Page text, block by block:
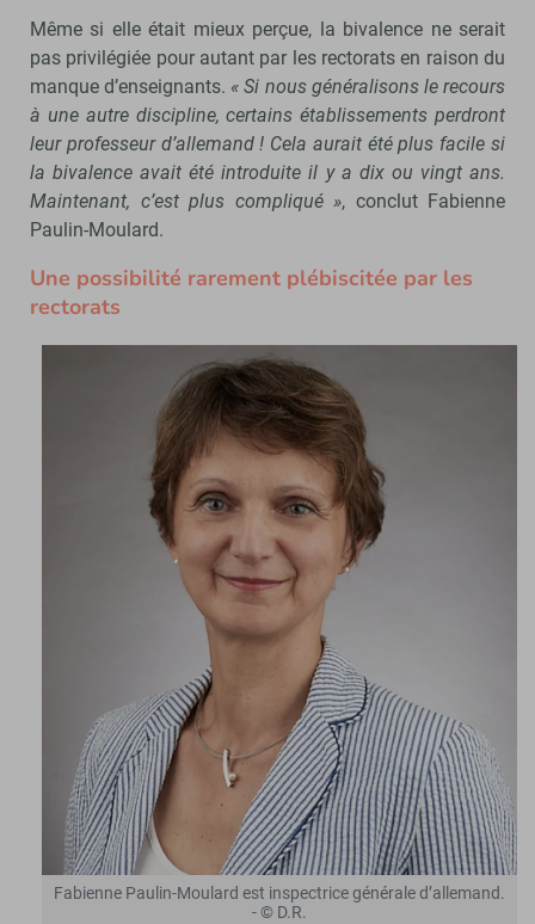
Même si elle était mieux perçue, la bivalence ne serait
pas privilégiée pour autant par les rectorats en raison du
manque d’enseignants. « Si nous généralisons le recours
à une autre discipline, certains établissements perdront
leur professeur d’allemand ! Cela aurait été plus facile si
la bivalence avait été introduite il y a dix ou vingt ans.
Maintenant, c’est plus compliqué », conclut Fabienne
Paulin-Moulard.
Une possibilité rarement plébiscitée par les
rectorats
Fabienne Paulin-Moulard est inspectrice générale d’allemand.
- © D.R.